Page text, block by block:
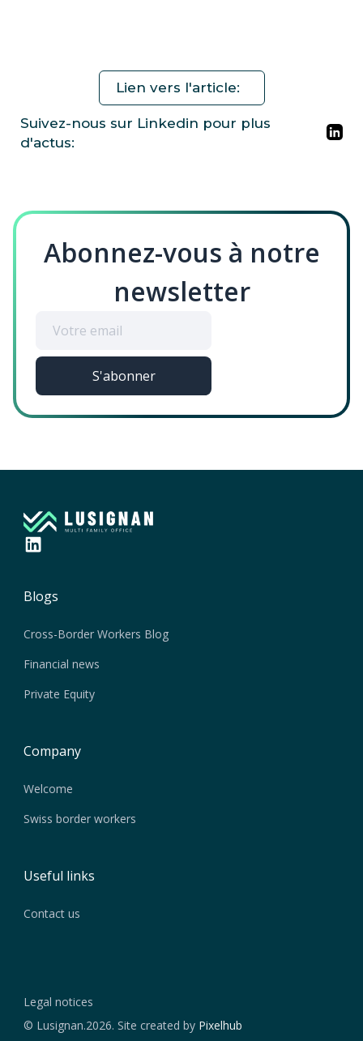
Lien vers l'article:
Suivez-nous sur Linkedin pour plus
d'actus:
Abonnez-vous à notre
newsletter
Blogs
Cross-Border Workers Blog
Financial news
Private Equity
Company
Welcome
Swiss border workers
Useful links
Contact us
© Lusignan.2026. Site created by Pixelhub
Legal notices